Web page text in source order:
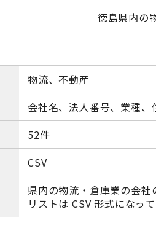
徳島県内の
物流、不動産
会社名、法人番号、業種
52件
CSV
県内の物流・倉庫業の会
リストは CSV 形式になっ